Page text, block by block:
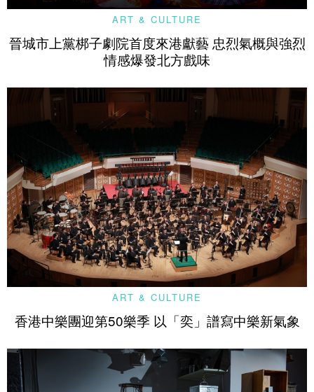
ART & CULTURE
晉城市上黨梆子劇院首度來港獻藝 忠烈氣概與強烈
情感爆發北方戲味
ART & CULTURE
香港中樂團迎第50樂季 以「奕」譜寫中樂新氣象